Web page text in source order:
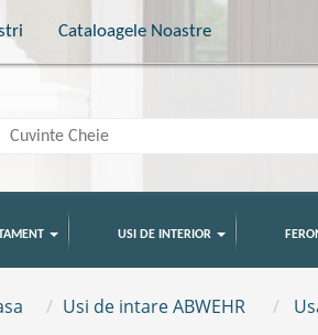
Cataloagele Noastre
USI DE INTERIOR
Usi de intare ABWEHR